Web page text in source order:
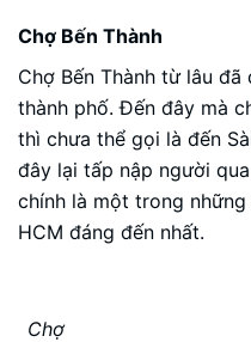
Chợ Bến Thành
Chợ Bến Thành từ lâu
thành phố. Đến đây mà
thì chưa thể gọi là đến
đây lại tấp nập người
chính là một trong
HCM đáng đến nhất.
Chợ